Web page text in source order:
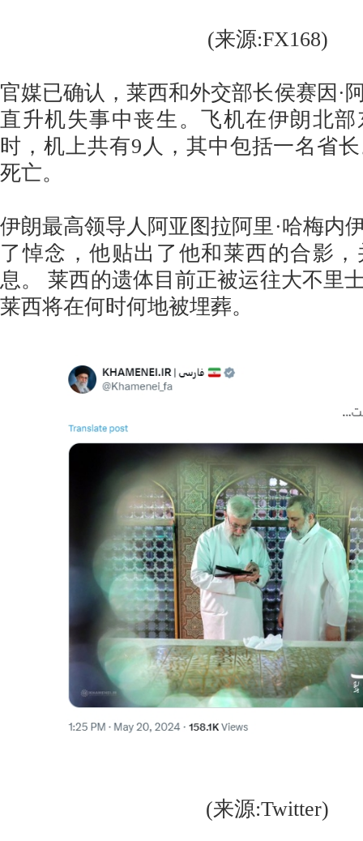
(来源:FX168)
官媒已确认，莱西和外交部长侯赛因·
直升机失事中丧生。飞机在伊朗北
时，机上共有9人，其中包括一名省
死亡。
伊朗最高领导人阿亚图拉阿里·哈梅内
了悼念，他贴出了他和莱西的合影
息。 莱西的遗体目前正被运往大不里
莱西将在何时何地被埋葬。
(来源:Twitter)